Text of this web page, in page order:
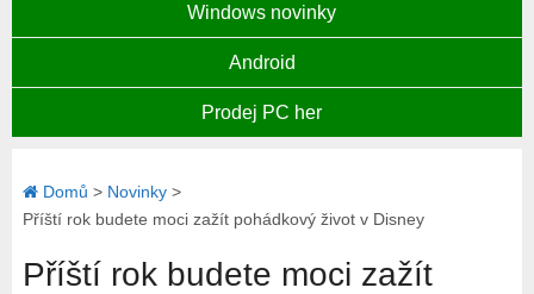
Windows novinky
Android
Prodej PC her
Domů > Novinky>
Příští rok budete moci zažít pohádkový život v Disney
Příští rok budete moci zažít